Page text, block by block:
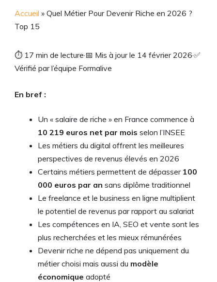
Accueil » Quel Métier Pour Devenir Riche en 2026 ?
Top 15
⏱ 17 min de lecture·📅 Mis à jour le 14 février 2026·✅
Vérifié par l’équipe Formalive
En bref :
Un « salaire de riche » en France commence à
10 219 euros net par mois selon l’INSEE
Les métiers du digital offrent les meilleures
perspectives de revenus élevés en 2026
Certains métiers permettent de dépasser 100
000 euros par an sans diplôme traditionnel
Le freelance et le business en ligne multiplient
le potentiel de revenus par rapport au salariat
Les compétences en IA, SEO et vente sont les
plus recherchées et les mieux rémunérées
Devenir riche ne dépend pas uniquement du
métier choisi mais aussi du modèle
économique adopté